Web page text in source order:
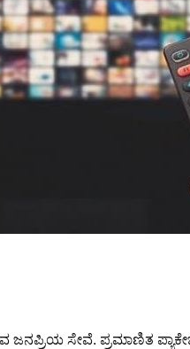
ಜನಪ್ರಿಯ ಸೇವೆ. ಪ್ರಮಾಣಿತ